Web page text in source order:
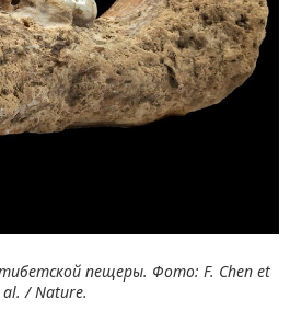
пещеры. Фото: F. Chen et
al. / Nature.